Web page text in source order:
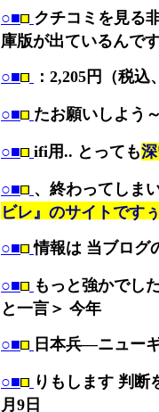
○■ クチコミを見る
庫版が出ているんで
○■ ：2,205円（税込、
○■ たお願いしよう
○■ ifi用.. とっても
○■ 、終わってしま
ビレ』のサイトです
○■ 情報は 当ブログ
○■ もっと強かでし
と一言＞ 今年
○■ 日本兵—ニュー
○■ りもします 判断
月9日